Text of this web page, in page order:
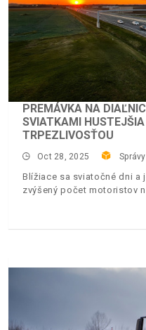
PREMÁVKA NA
SVIATKAMI
TRPEZLIVOSŤOU
Oct 28, 2025 Správy
Blížiace sa sviatočné dni a
zvýšený počet motoristov